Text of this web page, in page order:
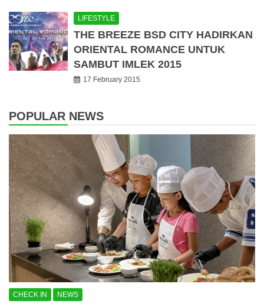
LIFESTYLE
THE BREEZE BSD CITY HADIRKAN
ORIENTAL ROMANCE UNTUK
SAMBUT IMLEK 2015
17 February 2015
POPULAR NEWS
CHECK IN NEWS